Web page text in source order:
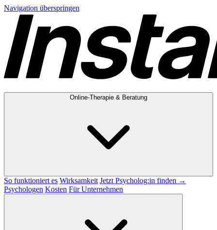
Navigation überspringen
Online-Therapie & Beratung
So funktioniert es Wirksamkeit Jetzt Psycholog:in finden →
Psychologen Kosten Für Unternehmen